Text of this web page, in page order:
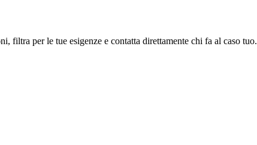
filtra per le tue esigenze e contatta direttamente chi fa al caso tuo.